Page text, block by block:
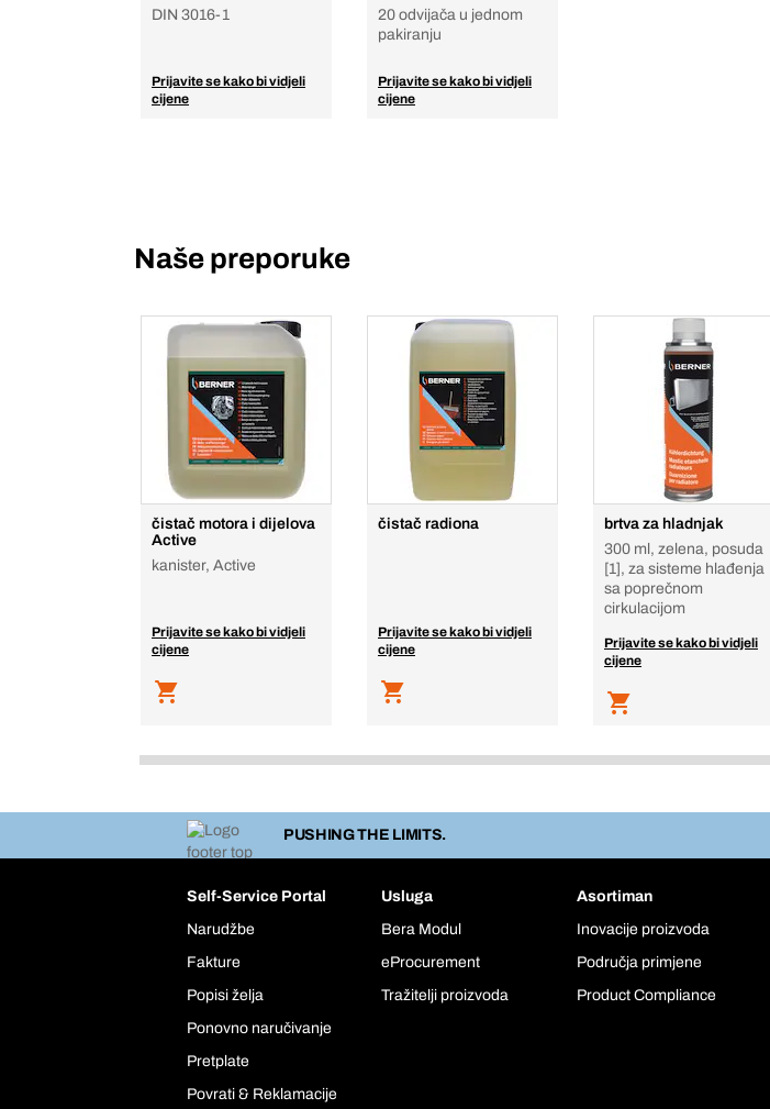
DIN 3016-1
Prijavite se kako bi vidjeli
cijene
20 odvijača u jednom
pakiranju
Prijavite se kako bi vidjeli
cijene
Naše preporuke
čistač motora i dijelova
Active
kanister, Active
Prijavite se kako bi vidjeli
cijene
čistač radiona
Prijavite se kako bi vidjeli
cijene
brtva za hladnjak
300 ml, zelena, posuda
[1], za sisteme hlađenja
sa poprečnom
cirkulacijom
Prijavite se kako bi vidjeli
cijene
PUSHING THE LIMITS.
Self-Service Portal
Narudžbe
Fakture
Popisi želja
Ponovno naručivanje
Pretplate
Povrati & Reklamacije
Usluga
Bera Modul
eProcurement
Tražitelji proizvoda
Asortiman
Inovacije proizvoda
Područja primjene
Product Compliance